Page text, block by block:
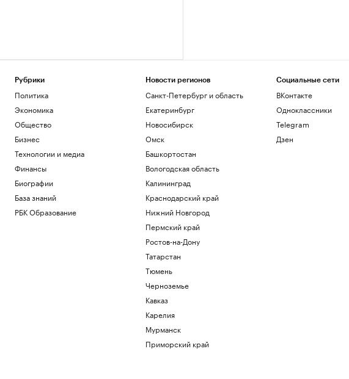
Рубрики
Политика
Экономика
Общество
Бизнес
Технологии и медиа
Финансы
Биографии
База знаний
РБК Образование
Новости регионов
Санкт-Петербург и область
Екатеринбург
Новосибирск
Омск
Башкортостан
Вологодская область
Калининград
Краснодарский край
Нижний Новгород
Пермский край
Ростов-на-Дону
Татарстан
Тюмень
Черноземье
Кавказ
Карелия
Мурманск
Приморский край
Социальные сети
ВКонтакте
Одноклассники
Telegram
Дзен